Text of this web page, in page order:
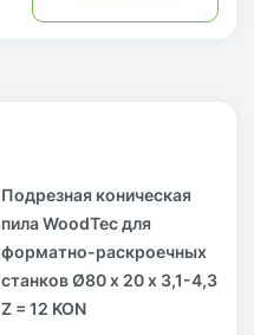
Подрезная коническая
пила WoodTec для
форматно-раскроечных
станков Ø80 х 20 х 3,1-4,3
Z = 12 KON